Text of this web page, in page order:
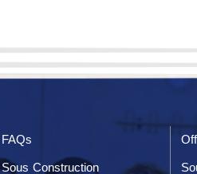
FAQs
Sous Construction